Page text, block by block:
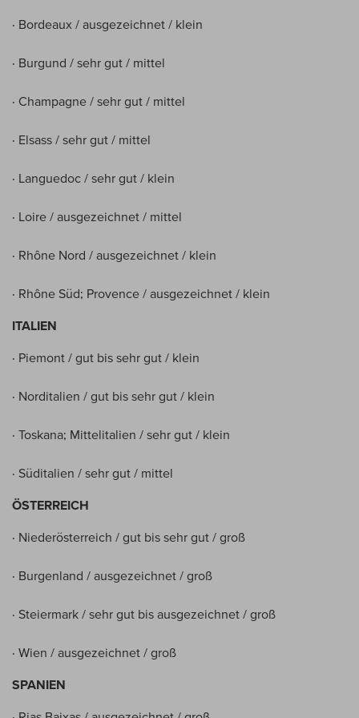
· Bordeaux / ausgezeichnet / klein
· Burgund / sehr gut / mittel
· Champagne / sehr gut / mittel
· Elsass / sehr gut / mittel
· Languedoc / sehr gut / klein
· Loire / ausgezeichnet / mittel
· Rhône Nord / ausgezeichnet / klein
· Rhône Süd; Provence / ausgezeichnet / klein
ITALIEN
· Piemont / gut bis sehr gut / klein
· Norditalien / gut bis sehr gut / klein
· Toskana; Mittelitalien / sehr gut / klein
· Süditalien / sehr gut / mittel
ÖSTERREICH
· Niederösterreich / gut bis sehr gut / groß
· Burgenland / ausgezeichnet / groß
· Steiermark / sehr gut bis ausgezeichnet / groß
· Wien / ausgezeichnet / groß
SPANIEN